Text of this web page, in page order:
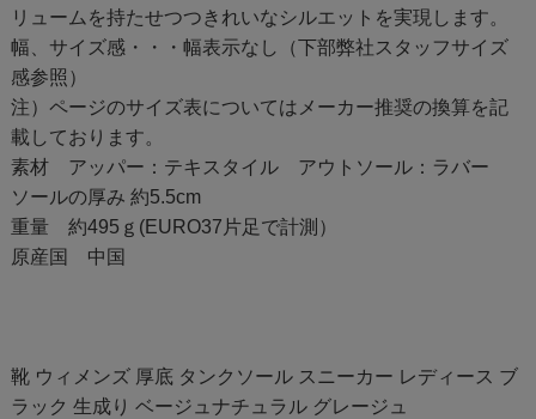
リュームを持たせつつきれいなシルエットを実現します。
幅、サイズ感・・・幅表示なし（下部弊社スタッフサイズ
感参照）
注）ページのサイズ表についてはメーカー推奨の換算を記
載しております。
素材 アッパー：テキスタイル アウトソール：ラバー
ソールの厚み 約5.5cm
重量 約495ｇ(EURO37片足で計測）
原産国 中国
靴 ウィメンズ 厚底 タンクソール スニーカー レディース ブ
ラック 生成り ベージュナチュラル グレージュ